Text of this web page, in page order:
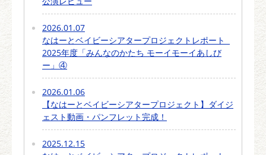
2026.01.07
なはーとベイビーシアタープロジェクトレポート
2025年度「みんなのかたち モーイモーイあしび
ー」④
2026.01.06
【なはーとベイビーシアタープロジェクト】ダイジ
ェスト動画・パンフレット完成！
2025.12.15